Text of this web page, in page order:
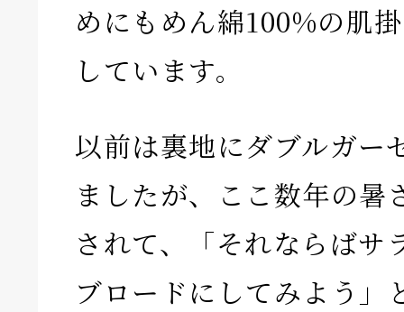
めにもめん綿100%の肌
しています。
以前は裏地にダブルガー
ましたが、ここ数年の暑
されて、「それならばサ
ブロードにしてみよう」